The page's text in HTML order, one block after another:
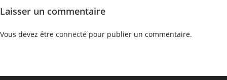
Laisser un commentaire
Vous devez être connecté pour publier un commentaire.